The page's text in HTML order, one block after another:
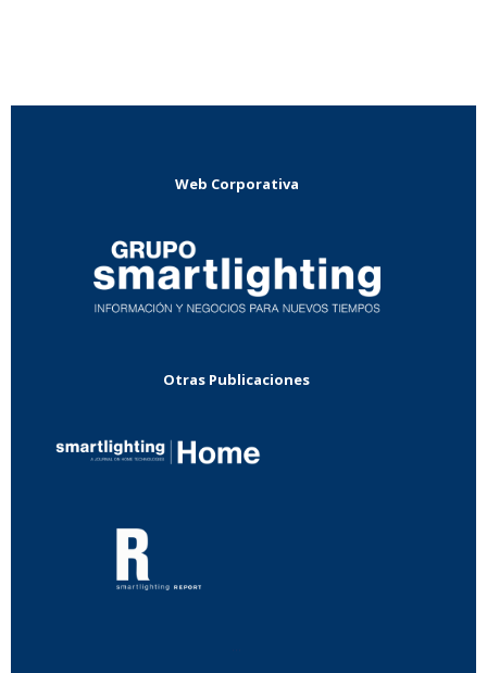
Web Corporativa
Otras Publicaciones